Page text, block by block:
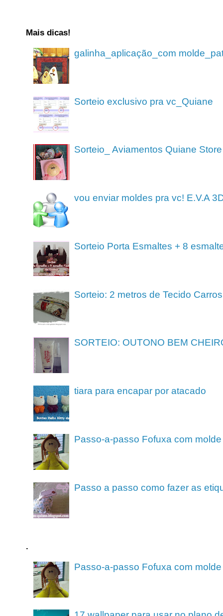
Mais dicas!
galinha_aplicação_com
Sorteio exclusivo pra vc_Quiane
Sorteio_ Aviamentos Quiane Store
vou enviar moldes pra vc! E.V.A
Sorteio Porta Esmaltes + 8
Sorteio: 2 metros de Tecido Carros
SORTEIO: OUTONO BEM
tiara para encapar por atacado
Passo-a-passo Fofuxa com molde
Passo a passo como fazer as
.
Passo-a-passo Fofuxa com molde